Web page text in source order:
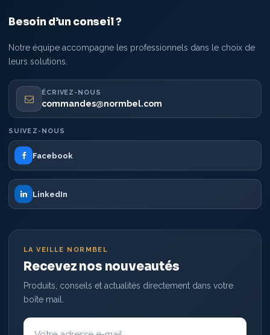
Besoin d’un conseil ?
Notre équipe accompagne les professionnels dans le choix de
leurs solutions.
ÉCRIVEZ-NOUS
commandes@normbel.com
SUIVEZ-NOUS
Facebook
LinkedIn
LA VEILLE NORMBEL
Recevez nos nouveautés
Produits, conseils et actualités directement dans votre
boîte mail.
Votre
adresse